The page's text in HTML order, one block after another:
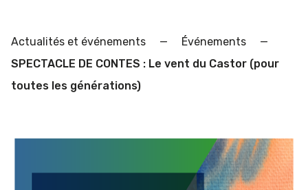
Actualités et événements — Événements
—
SPECTACLE DE CONTES : Le vent du Castor (pour
toutes les générations)